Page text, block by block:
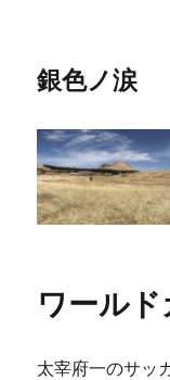
銀色ノ涙
ワール
太宰府一のサッ